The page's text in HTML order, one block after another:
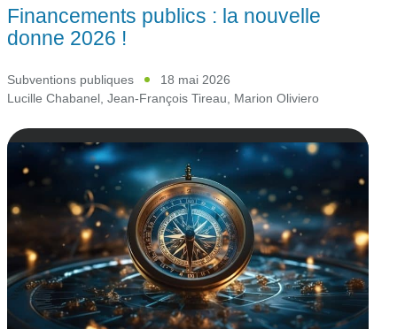
Financements publics : la nouvelle
donne 2026 !
Subventions publiques
18 mai 2026
Lucille Chabanel Jean-François Tireau Marion Oliviero